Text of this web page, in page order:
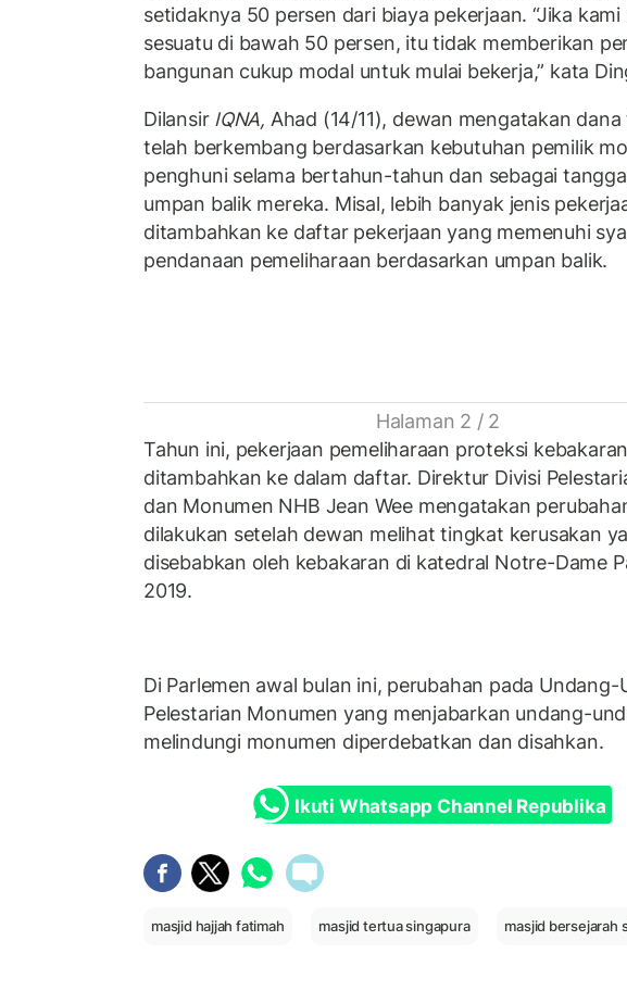
setidaknya 50 persen dari biaya pekerjaan. “Jika kami
sesuatu di bawah 50 persen, itu tidak memberikan
bangunan cukup modal untuk mulai bekerja,” kata
Dilansir IQNA, Ahad (14/11), dewan mengatakan
telah berkembang berdasarkan kebutuhan pemilik
penghuni selama bertahun-tahun dan sebagai
umpan balik mereka. Misal, lebih banyak jenis
ditambahkan ke daftar pekerjaan yang memenuhi
pendanaan pemeliharaan berdasarkan umpan balik.
Halaman 2 / 2
Tahun ini, pekerjaan pemeliharaan proteksi kebakaran
ditambahkan ke dalam daftar. Direktur Divisi
dan Monumen NHB Jean Wee mengatakan
dilakukan setelah dewan melihat tingkat kerusakan
disebabkan oleh kebakaran di katedral Notre-Dame
2019.
Di Parlemen awal bulan ini, perubahan pada Undang-
Pelestarian Monumen yang menjabarkan undang-
melindungi monumen diperdebatkan dan disahkan.
Ikuti Whatsapp Channel Republika
masjid hajjah fatimah masjid tertua singapura masjid bersejarah